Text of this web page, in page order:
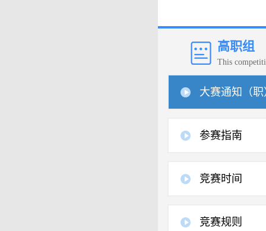
高职组
This
大赛通知（职
参赛指南
竞赛时间
竞赛规则